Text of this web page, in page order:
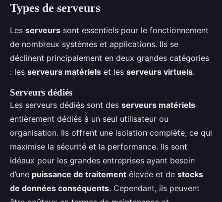
Types de serveurs
Les serveurs sont essentiels pour le fonctionnement
de nombreux systèmes et applications. Ils se
déclinent principalement en deux grandes catégories
: les serveurs matériels et les serveurs virtuels.
Serveurs dédiés
Les serveurs dédiés sont des serveurs matériels
entièrement dédiés à un seul utilisateur ou
organisation. Ils offrent une isolation complète, ce qui
maximise la sécurité et la performance. Ils sont
idéaux pour les grandes entreprises ayant besoin
d’une puissance de traitement élevée et de stocks
de données conséquents. Cependant, ils peuvent